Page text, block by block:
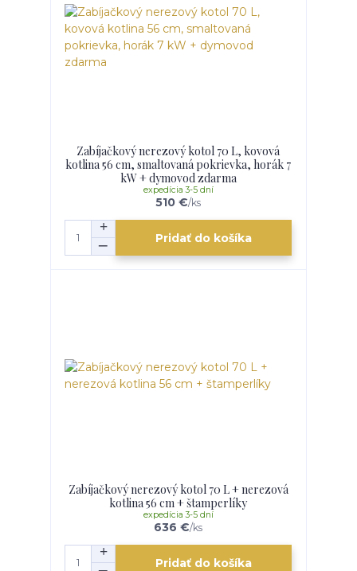
Zabíjačkový nerezový kotol 70 L, kovová
kotlina 56 cm, smaltovaná pokrievka, horák 7
kW + dymovod zdarma
510 €/ks
expedícia 3-5 dní
Pridať do košíka
Zabíjačkový nerezový kotol 70 L + nerezová
kotlina 56 cm + štamperlíky
636 €/ks
expedícia 3-5 dní
Pridať do košíka